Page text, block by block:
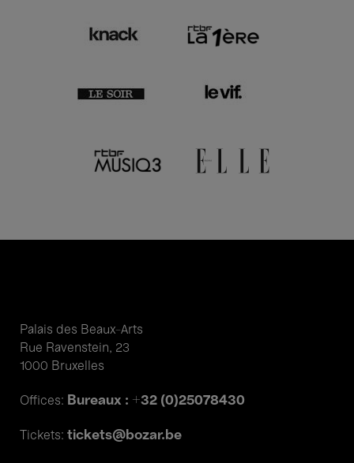
Palais des Beaux-Arts
Rue Ravenstein, 23
1000 Bruxelles
Offices: Bureaux : +32 (0)25078430
Tickets: tickets@bozar.be